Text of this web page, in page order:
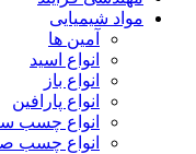
مواد شیمیایی
آمین ها
انواع اسید
انواع باز
انواع پارافین
انواع چسب
انواع چسب